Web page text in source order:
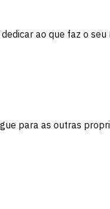
ao que faz o
para as outras